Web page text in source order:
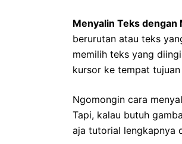
Menyalin Teks dengan
berurutan atau teks
memilih teks yang
kursor ke tempat
Ngomongin cara
Tapi, kalau butuh
aja tutorial lengkapnya